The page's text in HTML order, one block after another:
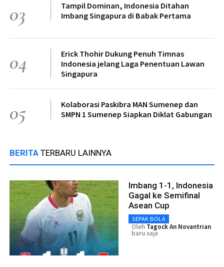
03
Tampil Dominan, Indonesia Ditahan
Imbang Singapura di Babak Pertama
04
Erick Thohir Dukung Penuh Timnas
Indonesia jelang Laga Penentuan Lawan
Singapura
05
Kolaborasi Paskibra MAN Sumenep dan
SMPN 1 Sumenep Siapkan Diklat Gabungan
BERITA TERBARU LAINNYA
Imbang 1-1, Indonesia
Gagal ke Semifinal
Asean Cup
SEPAK BOLA
Oleh Tagock An Novantrian
baru saja